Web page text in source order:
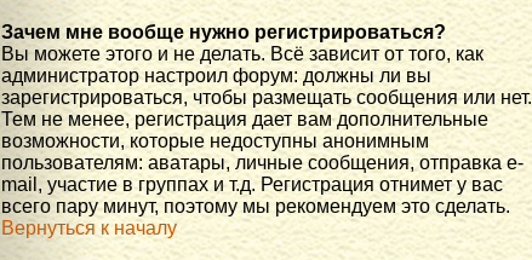
Зачем мне вообще нужно регистрироваться?
Вы можете этого и не делать. Всё зависит от того, как
администратор настроил форум: должны ли вы
зарегистрироваться, чтобы размещать сообщения или нет.
Тем не менее, регистрация дает вам дополнительные
возможности, которые недоступны анонимным
пользователям: аватары, личные сообщения, отправка e-
mail, участие в группах и т.д. Регистрация отнимет у вас
всего пару минут, поэтому мы рекомендуем это сделать.
Вернуться к началу